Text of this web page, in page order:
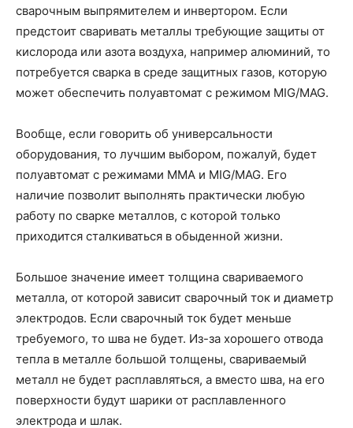
сварочным выпрямителем и инвертором. Если
предстоит сваривать металлы требующие защиты от
кислорода или азота воздуха, например алюминий, то
потребуется сварка в среде защитных газов, которую
может обеспечить полуавтомат с режимом MIG/MAG.
Вообще, если говорить об универсальности
оборудования, то лучшим выбором, пожалуй, будет
полуавтомат с режимами MMA и MIG/MAG. Его
наличие позволит выполнять практически любую
работу по сварке металлов, с которой только
приходится сталкиваться в обыденной жизни.
Большое значение имеет толщина свариваемого
металла, от которой зависит сварочный ток и диаметр
электродов. Если сварочный ток будет меньше
требуемого, то шва не будет. Из-за хорошего отвода
тепла в металле большой толщены, свариваемый
металл не будет расплавляться, а вместо шва, на его
поверхности будут шарики от расплавленного
электрода и шлак.